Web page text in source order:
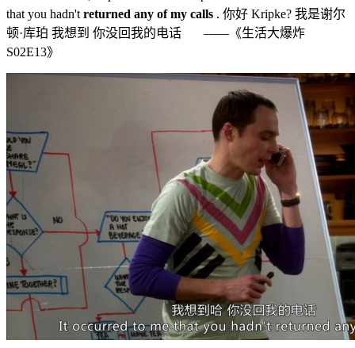
that you hadn't returned any of my calls . 你好 Kripke? 我是谢尔
顿·库珀 我想到 你没回我的电话 ——《生活大爆炸
S02E13》